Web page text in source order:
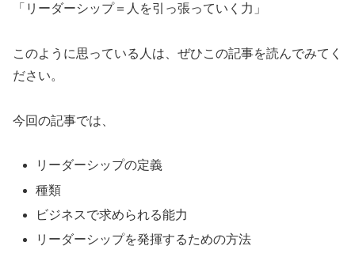
「リーダーシップ＝人を引っ張っていく力」
このように思っている人は、ぜひこの記事を読んでみてく
ださい。
今回の記事では、
リーダーシップの定義
種類
ビジネスで求められる能力
リーダーシップを発揮するための方法